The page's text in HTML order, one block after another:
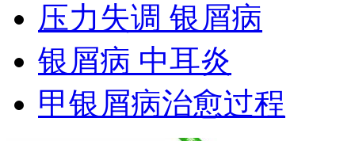
压力失调 银屑病
银屑病 中耳炎
甲银屑病治愈过程